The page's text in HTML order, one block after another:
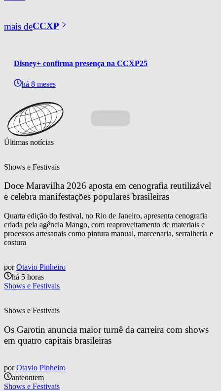
mais deCCXP
Disney+ confirma presença na CCXP25
há 8 meses
Últimas notícias
Shows e Festivais
Doce Maravilha 2026 aposta em cenografia reutilizável
e celebra manifestações populares brasileiras
Quarta edição do festival, no Rio de Janeiro, apresenta cenografia
criada pela agência Mango, com reaproveitamento de materiais e
processos artesanais como pintura manual, marcenaria, serralheria e
costura
por Otavio Pinheiro
há 5 horas
Shows e Festivais
Shows e Festivais
Os Garotin anuncia maior turnê da carreira com shows
em quatro capitais brasileiras
por Otavio Pinheiro
anteontem
Shows e Festivais